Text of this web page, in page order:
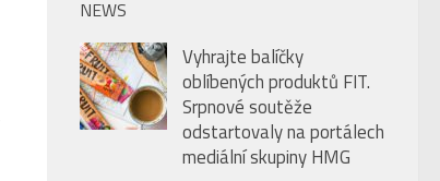
úroveň
NEWS
Vyhrajte balíčky
oblíbených produktů FIT.
Srpnové soutěže
odstartovaly na portálech
mediální skupiny HMG